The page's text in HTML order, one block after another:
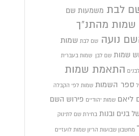
לבת משמעות שם
שמות מהתנ"ך
נועה
שם לבת שמות
שמות שם לבן שמות בעברית
התאמת שמות
ספר השמות שמות לפי הקבלה
ליאם שמות יהודיים פירוש השם
בנים ובנות בחירת שם לתינוק
מחשבון שבועות הריון שמות לועזיים